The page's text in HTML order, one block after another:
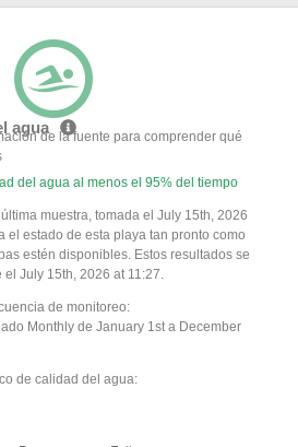
aguade la fuente para comprender qué
del agua al menos el 95% del tiempo
muestra, tomada el July 15th, 2026
el estado de esta playa tan pronto como
estén disponibles. Estos resultados se
July 15th, 2026 at 11:27.
de monitoreo:
Monthly de January 1st a December
de calidad del agua: